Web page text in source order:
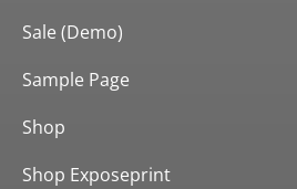
Sale (Demo)
Sample Page
Shop
Shop Exposeprint